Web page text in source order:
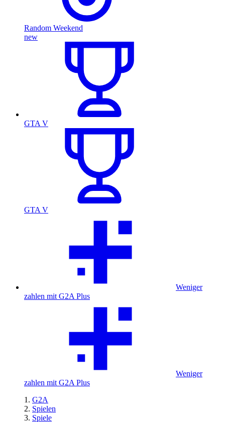
Random Weekend
new
GTA V
GTA V
Weniger
zahlen mit G2A Plus
Weniger
zahlen mit G2A Plus
G2A
Spielen
Spiele